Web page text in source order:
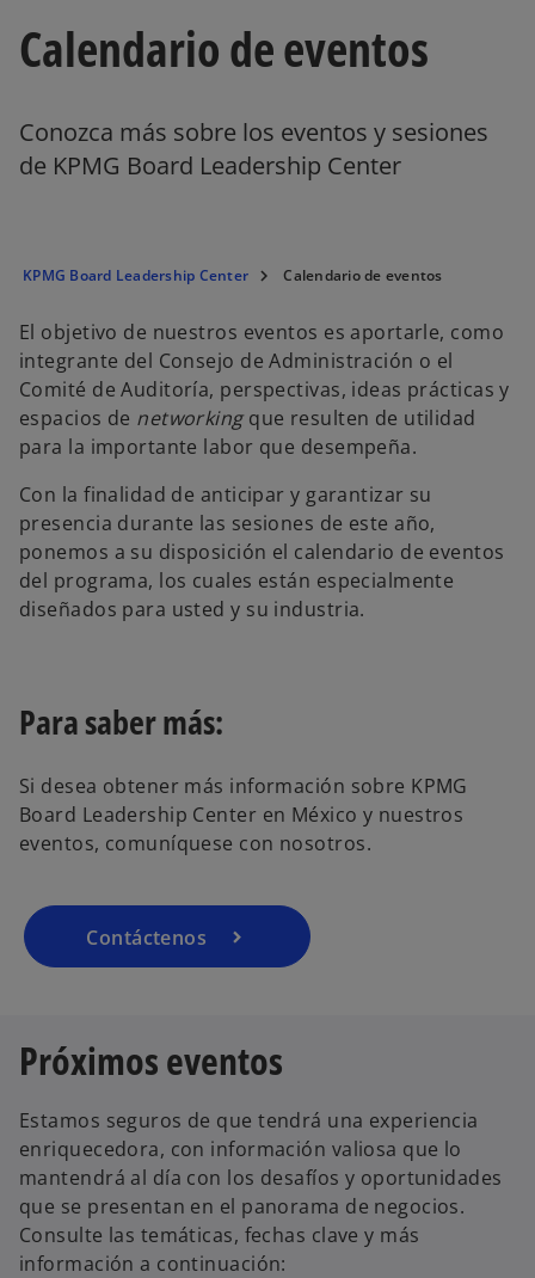
Calendario de eventos
Conozca más sobre los eventos y sesiones
de KPMG Board Leadership Center
KPMG Board Leadership Center Calendario de eventos
El objetivo de nuestros eventos es aportarle, como
integrante del Consejo de Administración o el
Comité de Auditoría, perspectivas, ideas prácticas y
espacios de networkingque resulten de utilidad
para la importante labor que desempeña.
Con la finalidad de anticipar y garantizar su
presencia durante las sesiones de este año,
ponemos a su disposición el calendario de eventos
del programa, los cuales están especialmente
diseñados para usted y su industria.
Para saber más:
Si desea obtener más información sobre KPMG
Board Leadership Center en México y nuestros
eventos, comuníquese con nosotros.
Contáctenos
Próximos eventos
Estamos seguros de que tendrá una experiencia
enriquecedora, con información valiosa que lo
mantendrá al día con los desafíos y oportunidades
que se presentan en el panorama de negocios.
Consulte las temáticas, fechas clave y más
información a continuación: